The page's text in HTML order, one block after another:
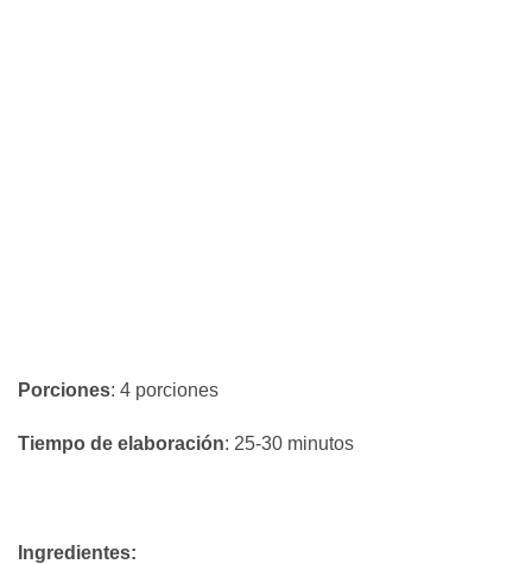
Porciones: 4 porciones
Tiempo de elaboración: 25-30 minutos
Ingredientes: